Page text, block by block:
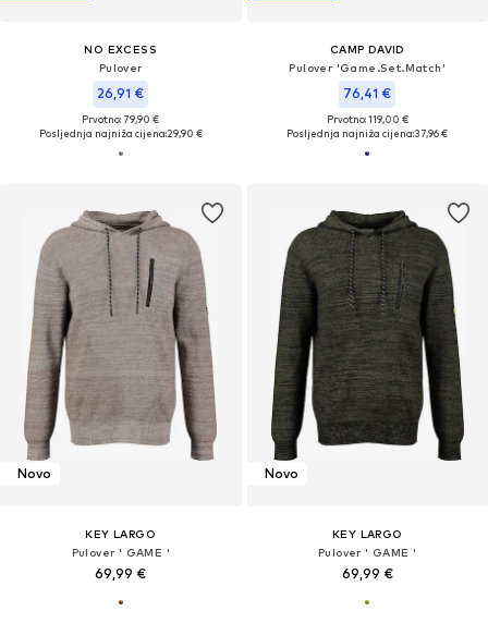
NO EXCESS
Pulover
26,91 €
Prvotno: 79,90 €
Posljednja najniža cijena:29,90 €
CAMP DAVID
Pulover 'Game.Set.Match'
76,41 €
Prvotno: 119,00 €
Posljednja najniža cijena:37,96 €
Novo
KEY LARGO
Pulover ' GAME '
69,99 €
Novo
KEY LARGO
Pulover ' GAME '
69,99 €